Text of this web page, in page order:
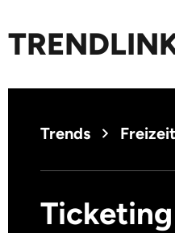
Trends Freizeit